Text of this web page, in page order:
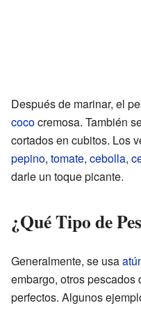
Después de marinar, el
cococremosa. También
cortados en cubitos. Los
pepino, tomate, cebolla,
darle un toque picante.
¿Qué Tipo de
Generalmente, se usa
embargo, otros pescados
perfectos. Algunos